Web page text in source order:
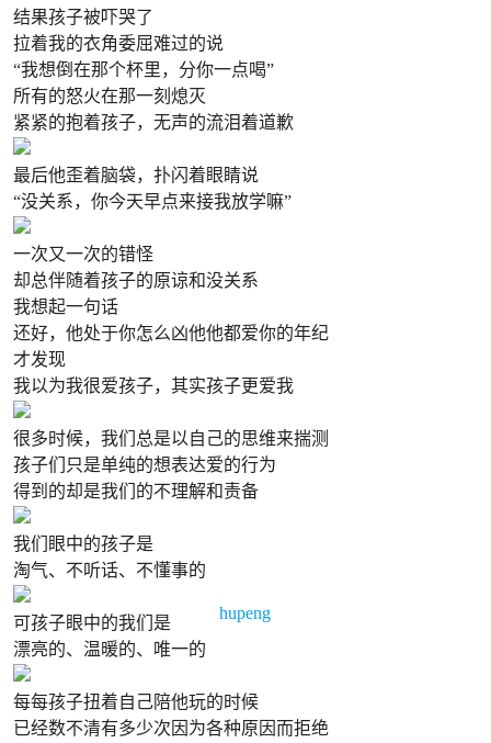
hupeng
结果孩子被吓哭了
拉着我的衣角委屈难过的说
“我想倒在那个杯里，分你一点喝”
所有的怒火在那一刻熄灭
紧紧的抱着孩子，无声的流泪着道歉
最后他歪着脑袋，扑闪着眼睛说
“没关系，你今天早点来接我放学嘛”
一次又一次的错怪
却总伴随着孩子的原谅和没关系
我想起一句话
还好，他处于你怎么凶他他都爱你的年纪
才发现
我以为我很爱孩子，其实孩子更爱我
很多时候，我们总是以自己的思维来揣测
孩子们只是单纯的想表达爱的行为
得到的却是我们的不理解和责备
我们眼中的孩子是
淘气、不听话、不懂事的
可孩子眼中的我们是
漂亮的、温暖的、唯一的
每每孩子扭着自己陪他玩的时候
已经数不清有多少次因为各种原因而拒绝